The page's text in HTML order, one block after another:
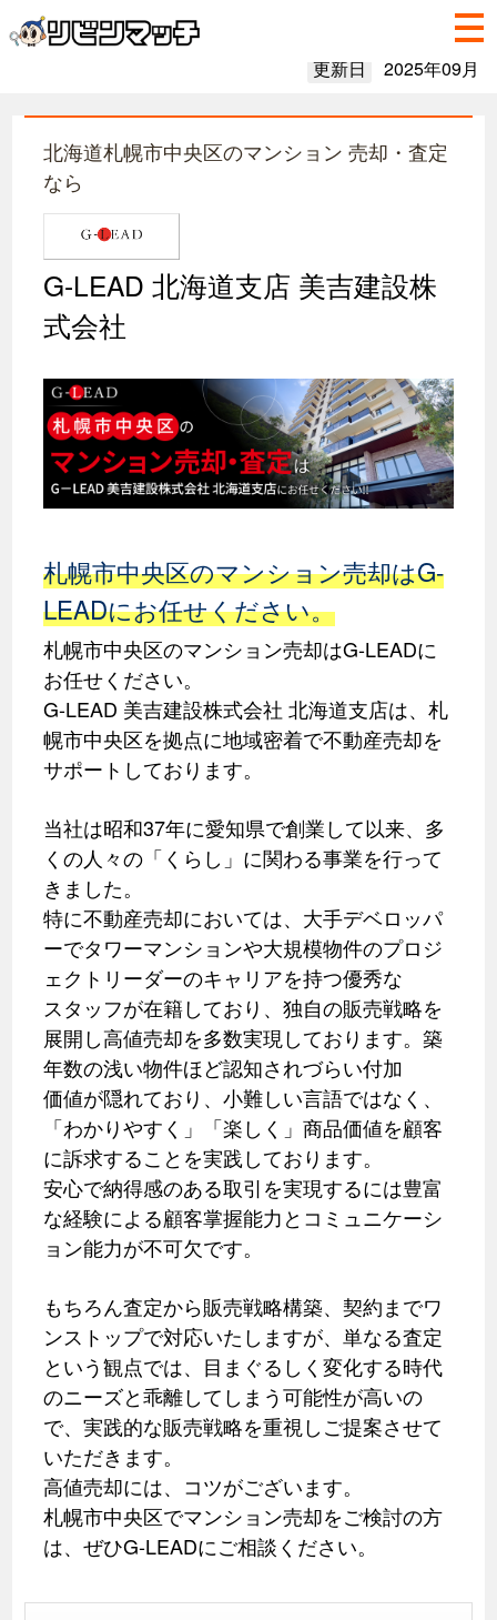
更新日 2025年09月
北海道札幌市中央区のマンション 売却・査定
なら
G-LEAD 北海道支店 美吉建設株
式会社
札幌市中央区のマンション売却はG-
LEADにお任せください。
札幌市中央区のマンション売却はG-LEADに
お任せください。
G-LEAD 美吉建設株式会社 北海道支店は、札
幌市中央区を拠点に地域密着で不動産売却を
サポートしております。
当社は昭和37年に愛知県で創業して以来、多
くの人々の「くらし」に関わる事業を行って
きました。
特に不動産売却においては、大手デベロッパ
ーでタワーマンションや大規模物件のプロジ
ェクトリーダーのキャリアを持つ優秀な
スタッフが在籍しており、独自の販売戦略を
展開し高値売却を多数実現しております。築
年数の浅い物件ほど認知されづらい付加
価値が隠れており、小難しい言語ではなく、
「わかりやすく」「楽しく」商品価値を顧客
に訴求することを実践しております。
安心で納得感のある取引を実現するには豊富
な経験による顧客掌握能力とコミュニケーシ
ョン能力が不可欠です。
もちろん査定から販売戦略構築、契約までワ
ンストップで対応いたしますが、単なる査定
という観点では、目まぐるしく変化する時代
のニーズと乖離してしまう可能性が高いの
で、実践的な販売戦略を重視しご提案させて
いただきます。
高値売却には、コツがございます。
札幌市中央区でマンション売却をご検討の方
は、ぜひG-LEADにご相談ください。